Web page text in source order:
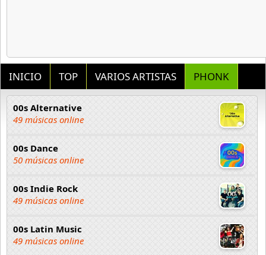
INICIO TOP VARIOS ARTISTAS PHONK
00s Alternative
49 músicas online
00s Dance
50 músicas online
00s Indie Rock
49 músicas online
00s Latin Music
49 músicas online